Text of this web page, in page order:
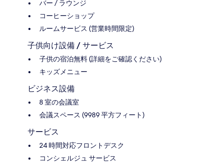
バー / ラウンジ
コーヒーショップ
ルームサービス (営業時間限定)
子供向け設備 / サービス
子供の宿泊無料 (詳細をご確認ください)
キッズメニュー
ビジネス設備
8 室の会議室
会議スペース (9989 平方フィート)
サービス
24 時間対応フロントデスク
コンシェルジュ サービス